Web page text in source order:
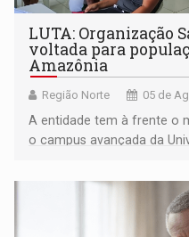
LUTA: Organização
voltada para
Amazônia
Região Norte 05 de
A entidade tem à frente o
o campus avançada da